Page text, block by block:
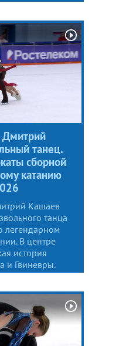
танец.
сборной
катанию
Кашаев
танца
легендарном
В центре
история
и Гвиневры.